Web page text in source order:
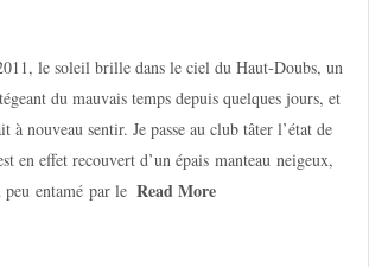
le soleil brille dans le ciel du Haut-Doubs, un
du mauvais temps depuis quelques jours, et
à nouveau sentir. Je passe au club tâter l’état de
en effet recouvert d’un épais manteau neigeux,
entamé par le Read More